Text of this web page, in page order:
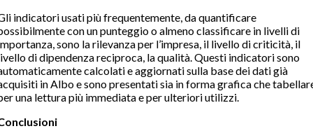
indicatori usati più frequentemente, da quantificare
con un punteggio o almeno classificare in livelli di
sono la rilevanza per l’impresa, il livello di criticità, il
di dipendenza reciproca, la qualità. Questi indicatori sono
calcolati e aggiornati sulla base dei dati già
in Albo e sono presentati sia in forma grafica che
una lettura più immediata e per ulteriori utilizzi.